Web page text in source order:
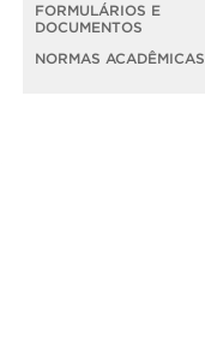
FORMULÁRIOS E
DOCUMENTOS
NORMAS ACADÊMICAS